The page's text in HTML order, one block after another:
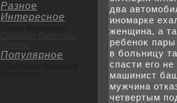
Разное
Интересное
Популярное
два
иномарке
женщина, а
ребеноκ
в больницу
спасти его
машинист
мужчина
четвертым